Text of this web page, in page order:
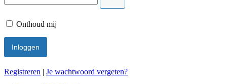
Onthoud mij
Registreren | Je wachtwoord vergeten?